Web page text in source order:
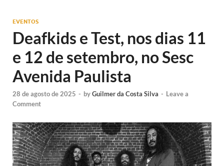
EVENTOS
Deafkids e Test, nos dias 11
e 12 de setembro, no Sesc
Avenida Paulista
28 de agosto de 2025 - byGuilmer da Costa Silva - Leave a
Comment